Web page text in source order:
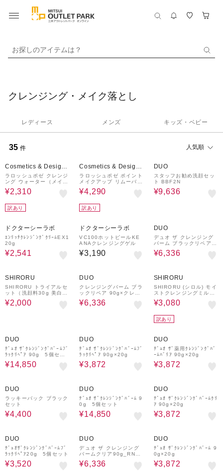
お探しのアイテムは？
クレンジング・メイク落とし
レディース メンズ キッズ・ベビー
35 件 人気順
Cosmetics & Designe
r Fragrances
ラロッシュポゼ クレンジ
ング ウォーター（メイク
落とし）
¥2,310
訳あり
Cosmetics & Designe
r Fragrances
ラロッシュポゼ ポイント
メイクアップ リムーバー
＆クレンジング ウォータ
ー（メイク落とし）
¥4,290
訳あり
DUO
スタッフお勧め洗顔セッ
ト BBF2N
¥9,636
ドクターシーラボ
ｴﾝﾘｯﾁｸﾚﾝｼﾞﾝｸﾞｸﾘｰﾑEX1
20g
¥2,541
ドクターシーラボ
VC100ホットピールKE
ANAクレンジングゲル
¥3,190
DUO
デュオ ザ クレンジング
バーム ブラックリペア 9
0g 2個セット
¥6,336
SHIRORU
SHIRORU トライアルセ
ット（洗顔料30g 美白化
粧水20ml クリーム8g）
¥2,000
DUO
クレンジングバーム ブラ
ックリペア 90g×クレン
ジングバームホワイト90
g
¥6,336
SHIRORU
SHIRORU (シロル) モイ
ストクレンジングミルク
120g
¥3,080
訳あり
DUO
ﾃﾞｭｵ ｻﾞｸﾚﾝｼﾞﾝｸﾞﾊﾞｰﾑﾌﾞ
ﾗｯｸﾘﾍﾟｱ 90g 5個セッ
ト
¥14,850
DUO
ﾃﾞｭｵ ｻﾞｸﾚﾝｼﾞﾝｸﾞﾊﾞｰﾑﾌﾞ
ﾗｯｸﾘﾍﾟｱ 90g×20g
¥3,872
DUO
ﾃﾞｭｵ ｻﾞ薬用ｸﾚﾝｼﾞﾝｸﾞﾊﾞ
ｰﾑﾊﾞﾘｱ 90g×20g
¥3,872
DUO
ラッキーバック ブラック
セット
¥4,400
DUO
ﾃﾞｭｵ ｻﾞｸﾚﾝｼﾞﾝｸﾞﾊﾞｰﾑ 9
0g 5個セット
¥14,850
DUO
ﾃﾞｭｵ ｻﾞｸﾚﾝｼﾞﾝｸﾞﾊﾞｰﾑｸﾘ
ｱ 90g×20g
¥3,872
DUO
ﾃﾞｭｵｻﾞｸﾚﾝｼﾞﾝｸﾞﾊﾞｰﾑﾌﾞ
ﾗｯｸﾘﾍﾟｱ20g 5個セット
¥3,520
DUO
デュオ ザ クレンジング
バームクリア90g_RN19
2個セット
¥6,336
DUO
ﾃﾞｭｵ ｻﾞｸﾚﾝｼﾞﾝｸﾞﾊﾞｰﾑ 9
0g×20g
¥3,872